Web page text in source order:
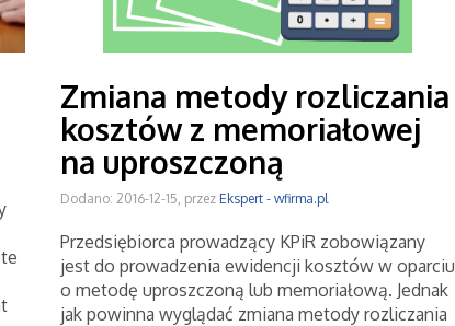
Zmiana metody rozliczania
kosztów z memoriałowej
na uproszczoną
Dodano: 2016-12-15, przez Ekspert - wfirma.pl
Przedsiębiorca prowadzący KPiR zobowiązany
jest do prowadzenia ewidencji kosztów w oparciu
o metodę uproszczoną lub memoriałową. Jednak
jak powinna wyglądać zmiana metody rozliczania